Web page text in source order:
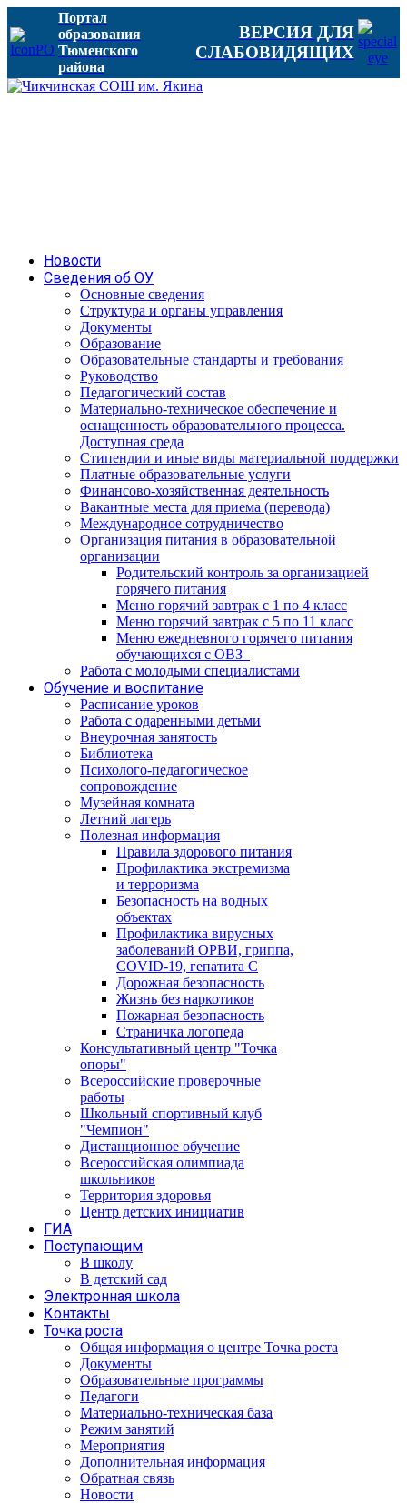
Портал
образования
Тюменского
района
ВЕРСИЯ ДЛЯ
СЛАБОВИДЯЩИХ
Новости
Сведения об ОУ
Основные сведения
Структура и органы управления
Документы
Образование
Образовательные стандарты и требования
Руководство
Педагогический состав
Материально-техническое обеспечение и
оснащенность образовательного процесса.
Доступная среда
Стипендии и иные виды материальной поддержки
Платные образовательные услуги
Финансово-хозяйственная деятельность
Вакантные места для приема (перевода)
Международное сотрудничество
Организация питания в образовательной
организации
Родительский контроль за организацией
горячего питания
Меню горячий завтрак с 1 по 4 класс
Меню горячий завтрак с 5 по 11 класс
Меню ежедневного горячего питания
обучающихся с ОВЗ
Работа с молодыми специалистами
Обучение и воспитание
Расписание уроков
Работа с одаренными детьми
Внеурочная занятость
Библиотека
Психолого-педагогическое
сопровождение
Музейная комната
Летний лагерь
Полезная информация
Правила здорового питания
Профилактика экстремизма
и терроризма
Безопасность на водных
объектах
Профилактика вирусных
заболеваний ОРВИ, гриппа,
COVID-19, гепатита С
Дорожная безопасность
Жизнь без наркотиков
Пожарная безопасность
Страничка логопеда
Консультативный центр "Точка
опоры"
Всероссийские проверочные
работы
Школьный спортивный клуб
"Чемпион"
Дистанционное обучение
Всероссийская олимпиада
школьников
Территория здоровья
Центр детских инициатив
ГИА
Поступающим
В школу
В детский сад
Электронная школа
Контакты
Точка роста
Общая информация о центре Точка роста
Документы
Образовательные программы
Педагоги
Материально-техническая база
Режим занятий
Мероприятия
Дополнительная информация
Обратная связь
Новости